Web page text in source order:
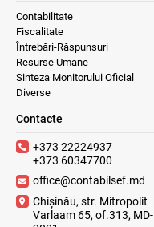
Contabilitate
Fiscalitate
Întrebări-Răspunsuri
Resurse Umane
Sinteza Monitorului Oficial
Diverse
Contacte
+373 22224937
+373 60347700
office@contabilsef.md
Chișinău, str. Mitropolit
Varlaam 65, of.313, MD-